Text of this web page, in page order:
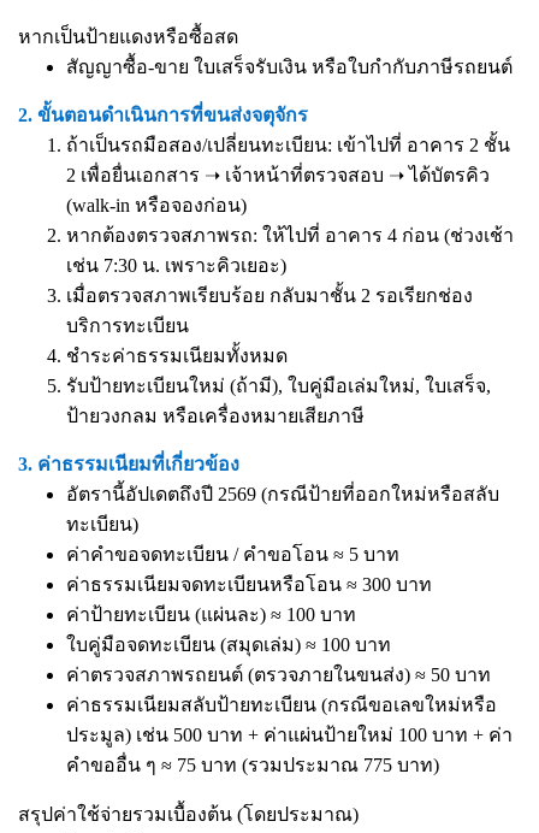
หากเป็นป้ายแดงหรือซื้อสด
สัญญาซื้อ-ขาย ใบเสร็จรับเงิน หรือใบกำกับภาษีรถยนต์
2. ขั้นตอนดำเนินการที่ขนส่งจตุจักร
ถ้าเป็นรถมือสอง/เปลี่ยนทะเบียน: เข้าไปที่ อาคาร 2 ชั้น
2 เพื่อยื่นเอกสาร ➝ เจ้าหน้าที่ตรวจสอบ ➝ ได้บัตรคิว
(walk-in หรือจองก่อน)
หากต้องตรวจสภาพรถ: ให้ไปที่ อาคาร 4 ก่อน (ช่วงเช้า
เช่น 7:30 น. เพราะคิวเยอะ)
เมื่อตรวจสภาพเรียบร้อย กลับมาชั้น 2 รอเรียกช่อง
บริการทะเบียน
ชำระค่าธรรมเนียมทั้งหมด
รับป้ายทะเบียนใหม่ (ถ้ามี), ใบคู่มือเล่มใหม่, ใบเสร็จ,
ป้ายวงกลม หรือเครื่องหมายเสียภาษี
3. ค่าธรรมเนียมที่เกี่ยวข้อง
อัตรานี้อัปเดตถึงปี 2569 (กรณีป้ายที่ออกใหม่หรือสลับ
ทะเบียน)
ค่าคำขอจดทะเบียน / คำขอโอน ≈ 5 บาท
ค่าธรรมเนียมจดทะเบียนหรือโอน ≈ 300 บาท
ค่าป้ายทะเบียน (แผ่นละ) ≈ 100 บาท
ใบคู่มือจดทะเบียน (สมุดเล่ม) ≈ 100 บาท
ค่าตรวจสภาพรถยนต์ (ตรวจภายในขนส่ง) ≈ 50 บาท
ค่าธรรมเนียมสลับป้ายทะเบียน (กรณีขอเลขใหม่หรือ
ประมูล) เช่น 500 บาท + ค่าแผ่นป้ายใหม่ 100 บาท + ค่า
คำขออื่น ๆ ≈ 75 บาท (รวมประมาณ 775 บาท)
สรุปค่าใช้จ่ายรวมเบื้องต้น (โดยประมาณ)